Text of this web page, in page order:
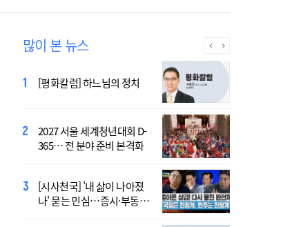
많이 본 뉴스
[평화칼럼] 하느님의 정치
2027 서울 세계청년대회 D-
365… 전 분야 준비 본격화
[시사천국] '내 삶이 나아졌
나' 묻는 민심…증시·부동산
[시사천국] 알고 싶지 않은 폭
염의 진실…올해가 가장 시
[시사천국] 서미화 "시각장애
여성 첫 최고위 도전…사회
2027 서울 WYD 공식 주제가
오늘 공개…한국인 곡 선정